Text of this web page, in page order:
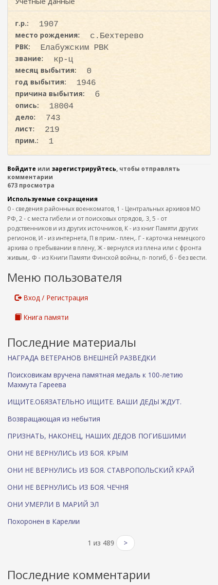
и
г.р.:
1907
место рождения:
с.Бехтерево
РВК:
Елабужским РВК
звание:
кр-ц
месяц выбытия:
0
год выбытия:
1946
причина выбытия:
б
опись:
18004
дело:
743
лист:
219
прим.:
1
Войдите или зарегистрируйтесь, чтобы отправлять
комментарии
673 просмотра
Используемые сокращения
0 - сведения районных военкоматов, 1 - Центральных архивов МО
РФ, 2 - с места гибели и от поисковых отрядов,. 3, 5 - от
родственников и из других источников, К - из книг Памяти других
регионов, И - из интернета, П в прим.- плен,. Г - карточка немецкого
архива о пребывании в плену, Ж - вернулся из плена или с фронта
живым,. Ф - из Книги Памяти Финской войны, п- погиб, б - без вести.
Меню пользователя
Вход / Регистрация
Книга памяти
Последние материалы
НАГРАДА ВЕТЕРАНОВ ВНЕШНЕЙ РАЗВЕДКИ
Поисковикам вручена памятная медаль к 100-летию
Махмута Гареева
ИЩИТЕ.ОБЯЗАТЕЛЬНО ИЩИТЕ. ВАШИ ДЕДЫ ЖДУТ.
Возвращающая из небытия
ПРИЗНАТЬ, НАКОНЕЦ, НАШИХ ДЕДОВ ПОГИБШИМИ
ОНИ НЕ ВЕРНУЛИСЬ ИЗ БОЯ. КРЫМ
ОНИ НЕ ВЕРНУЛИСЬ ИЗ БОЯ. СТАВРОПОЛЬСКИЙ КРАЙ
ОНИ НЕ ВЕРНУЛИСЬ ИЗ БОЯ. ЧЕЧНЯ
ОНИ УМЕРЛИ В МАРИЙ ЭЛ
Похоронен в Карелии
1 из 489 >
Последние комментарии